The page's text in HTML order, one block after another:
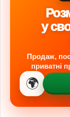
у
Продаж,
приватні
🌍